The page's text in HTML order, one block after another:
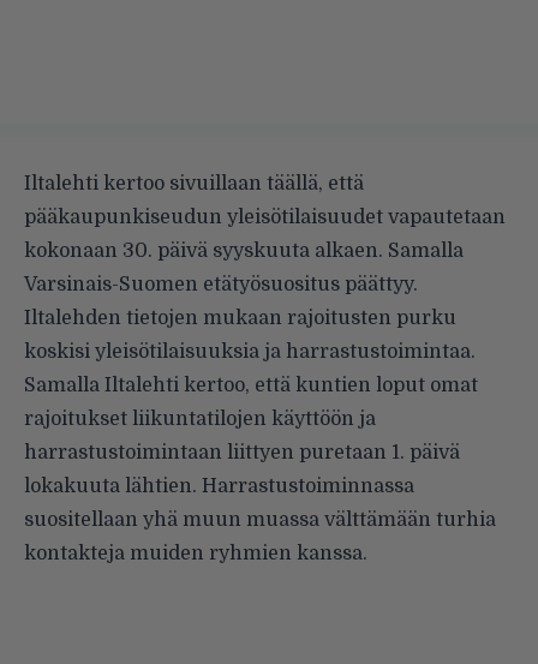
Iltalehti kertoo sivuillaan täällä, että
pääkaupunkiseudun yleisötilaisuudet vapautetaan
kokonaan 30. päivä syyskuuta alkaen. Samalla
Varsinais-Suomen etätyösuositus päättyy.
Iltalehden tietojen mukaan rajoitusten purku
koskisi yleisötilaisuuksia ja harrastustoimintaa.
Samalla Iltalehti kertoo, että kuntien loput omat
rajoitukset liikuntatilojen käyttöön ja
harrastustoimintaan liittyen puretaan 1. päivä
lokakuuta lähtien. Harrastustoiminnassa
suositellaan yhä muun muassa välttämään turhia
kontakteja muiden ryhmien kanssa.